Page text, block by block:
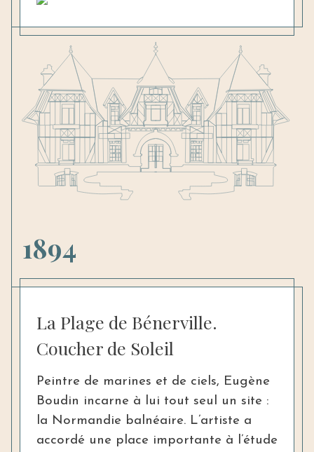
1894
La Plage de Bénerville.
Coucher de Soleil
Peintre de marines et de ciels, Eugène
Boudin incarne à lui tout seul un site :
la Normandie balnéaire. L’artiste a
accordé une place importante à l’étude